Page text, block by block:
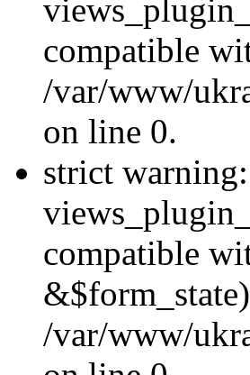
compatible
/var/www/
on line 0.
strict
compatible
/var/www/